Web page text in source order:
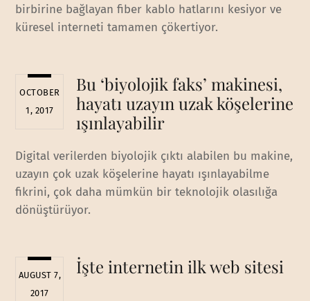
birbirine bağlayan fiber kablo hatlarını kesiyor ve
küresel interneti tamamen çökertiyor.
OCTOBER
1, 2017
Bu ‘biyolojik faks’ makinesi,
hayatı uzayın uzak köşelerine
ışınlayabilir
Digital verilerden biyolojik çıktı alabilen bu makine,
uzayın çok uzak köşelerine hayatı ışınlayabilme
fikrini, çok daha mümkün bir teknolojik olasılığa
dönüştürüyor.
AUGUST 7,
2017
İşte internetin ilk web sitesi